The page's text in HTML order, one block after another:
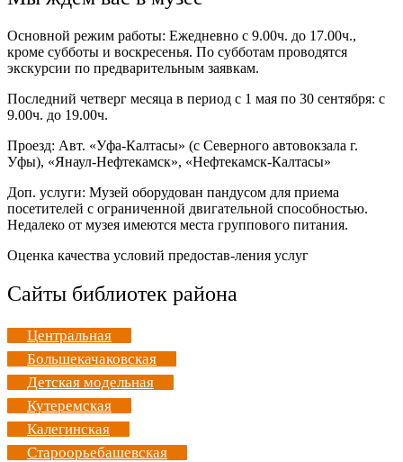
Основной режим работы: Ежедневно с 9.00ч. до 17.00ч.,
кроме субботы и воскресенья. По субботам проводятся
экскурсии по предварительным заявкам.
Последний четверг месяца в период с 1 мая по 30 сентября: с
9.00ч. до 19.00ч.
Проезд: Авт. «Уфа-Калтасы» (с Северного автовокзала г.
Уфы), «Янаул-Нефтекамск», «Нефтекамск-Калтасы»
Доп. услуги: Музей оборудован пандусом для приема
посетителей с ограниченной двигательной способностью.
Недалеко от музея имеются места группового питания.
Оценка качества условий предостав-ления услуг
Сайты библиотек района
Центральная
Большекачаковская
Детская модельная
Кутеремская
Калегинская
Староорьебашевская